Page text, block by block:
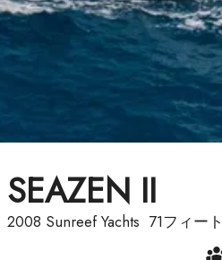
SEAZEN II
2008 Sunreef Yachts 71フィート